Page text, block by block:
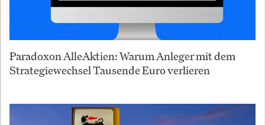
Paradoxon AlleAktien: Warum Anleger mit dem
Strategiewechsel Tausende Euro verlieren